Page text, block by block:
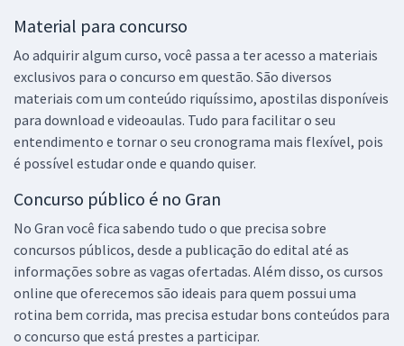
Material para concurso
Ao adquirir algum curso, você passa a ter acesso a materiais
exclusivos para o concurso em questão. São diversos
materiais com um conteúdo riquíssimo, apostilas disponíveis
para download e videoaulas. Tudo para facilitar o seu
entendimento e tornar o seu cronograma mais flexível, pois
é possível estudar onde e quando quiser.
Concurso público é no Gran
No Gran você fica sabendo tudo o que precisa sobre
concursos públicos, desde a publicação do edital até as
informações sobre as vagas ofertadas. Além disso, os cursos
online que oferecemos são ideais para quem possui uma
rotina bem corrida, mas precisa estudar bons conteúdos para
o concurso que está prestes a participar.